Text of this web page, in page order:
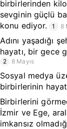
birbirlerinden
sevginin güçlü
konu ediyor.
1 8
Adını yaşadığı
hayatı, bir gece
2 8 Mayıs
Sosyal medya
birbirlerinin
Birbirlerini
İzmir ve Ege,
imkansız